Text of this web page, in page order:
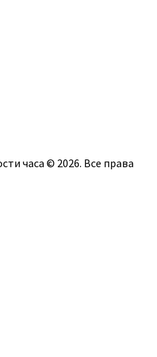
часа © 2026. Все права